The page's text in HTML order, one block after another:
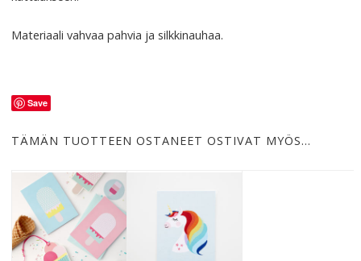
Materiaali vahvaa pahvia ja silkkinauhaa.
Save
TÄMÄN TUOTTEEN OSTANEET OSTIVAT MYÖS…